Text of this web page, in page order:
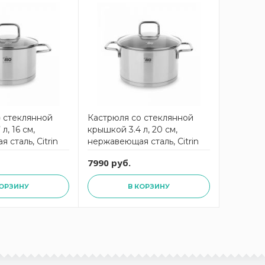
16 см,
сталь, Citrin
Кастрюля со стеклянной
крышкой 3.4 л, 20 см,
нержавеющая сталь, Citrin
7990 руб.
В КОРЗИНУ